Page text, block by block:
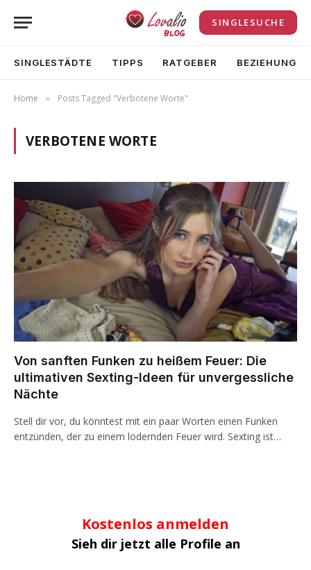
SINGLESUCHE
SINGLESTÄDTE TIPPS RATGEBER BEZIEHUNG
Home » Posts Tagged "Verbotene Worte"
VERBOTENE WORTE
Von sanften Funken zu heißem Feuer: Die
ultimativen Sexting-Ideen für unvergessliche
Nächte
Stell dir vor, du könntest mit ein paar Worten einen Funken
entzünden, der zu einem lodernden Feuer wird. Sexting ist…
Kostenlos anmelden
Sieh dir jetzt alle Profile an